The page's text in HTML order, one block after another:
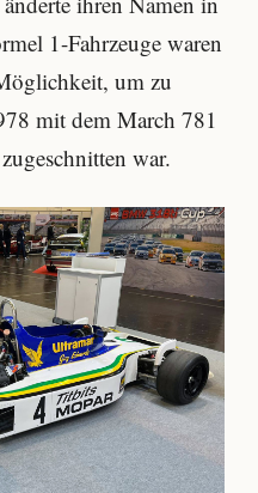
1-Fahrzeuge waren
um zu
mit dem March 781
war.